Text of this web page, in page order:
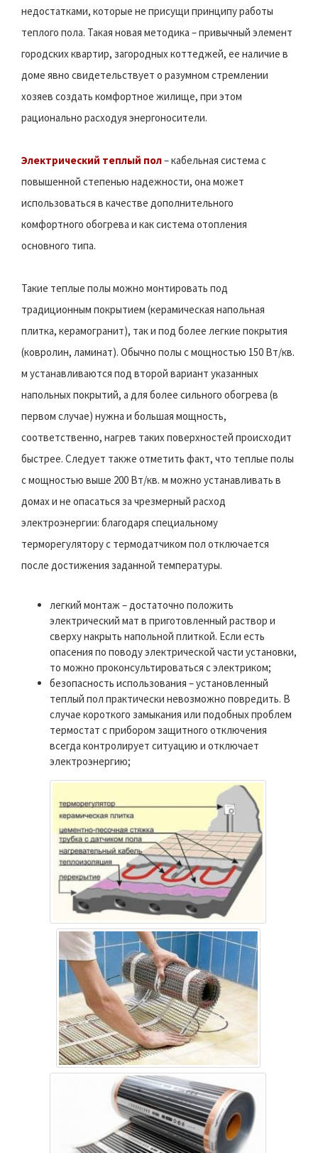
недостатками, которые не присущи принципу работы
теплого пола. Такая новая методика – привычный элемент
городских квартир, загородных коттеджей, ее наличие в
доме явно свидетельствует о разумном стремлении
хозяев создать комфортное жилище, при этом
рационально расходуя энергоносители.
Электрический теплый пол– кабельная система с
повышенной степенью надежности, она может
использоваться в качестве дополнительного
комфортного обогрева и как система отопления
основного типа.
Такие теплые полы можно монтировать под
традиционным покрытием (керамическая напольная
плитка, керамогранит), так и под более легкие покрытия
(ковролин, ламинат). Обычно полы с мощностью 150 Вт/кв.
м устанавливаются под второй вариант указанных
напольных покрытий, а для более сильного обогрева (в
первом случае) нужна и большая мощность,
соответственно, нагрев таких поверхностей происходит
быстрее. Следует также отметить факт, что теплые полы
с мощностью выше 200 Вт/кв. м можно устанавливать в
домах и не опасаться за чрезмерный расход
электроэнергии: благодаря специальному
терморегулятору с термодатчиком пол отключается
после достижения заданной температуры.
легкий монтаж – достаточно положить
электрический мат в приготовленный раствор и
сверху накрыть напольной плиткой. Если есть
опасения по поводу электрической части установки,
то можно проконсультироваться с электриком;
безопасность использования – установленный
теплый пол практически невозможно повредить. В
случае короткого замыкания или подобных проблем
термостат с прибором защитного отключения
всегда контролирует ситуацию и отключает
электроэнергию;